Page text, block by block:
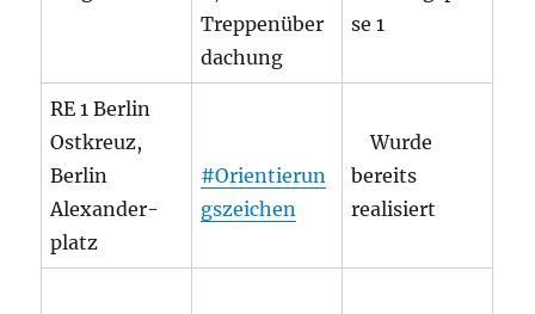
Treppenüber
dachung
se 1
RE 1 Berlin
Ostkreuz,
Berlin
Alexander-
platz
#Orientierun
gszeichen
Wurde
bereits
realisiert